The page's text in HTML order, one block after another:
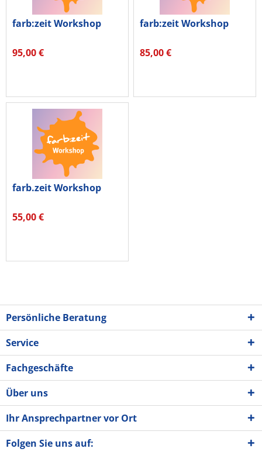
farb:zeit Workshop
95,00 €
farb:zeit Workshop
85,00 €
farb.zeit Workshop
55,00 €
Persönliche Beratung
Service
Fachgeschäfte
Über uns
Ihr Ansprechpartner vor Ort
Folgen Sie uns auf: